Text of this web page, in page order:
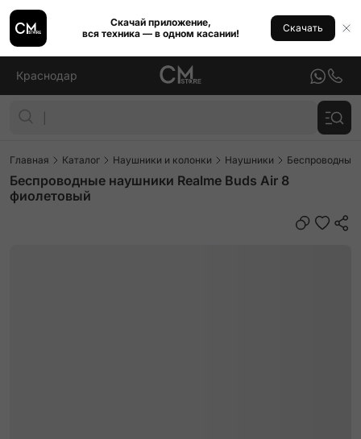
Скачай приложение,
вся техника — в одном касании!
Скачать
Краснодар
Главная Каталог Наушники и колонки Наушники Беспроводные
Беспроводные наушники Realme Buds Air 8
фиолетовый